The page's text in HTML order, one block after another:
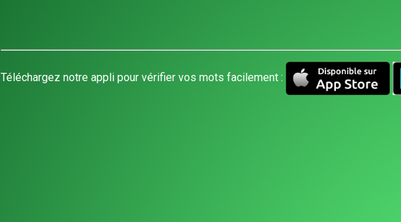
Téléchargez notre appli pour vérifier vos mots facilement :